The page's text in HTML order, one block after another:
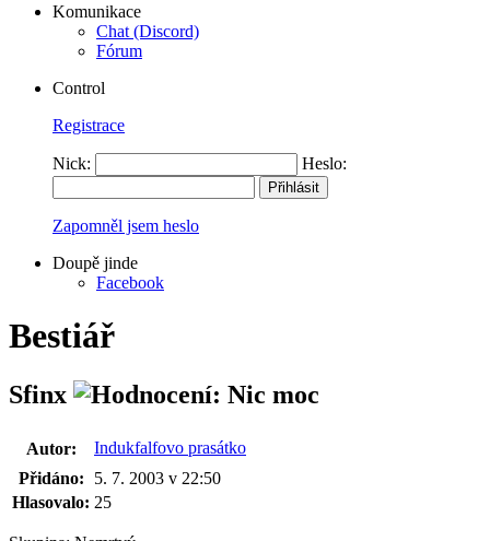
Komunikace
Chat (Discord)
Fórum
Control
Registrace
Nick: Heslo:
Zapomněl jsem heslo
Doupě jinde
Facebook
Bestiář
Sfinx
Autor:
Indukfalfovo prasátko
Přidáno:
5. 7. 2003 v 22:50
Hlasovalo: 25